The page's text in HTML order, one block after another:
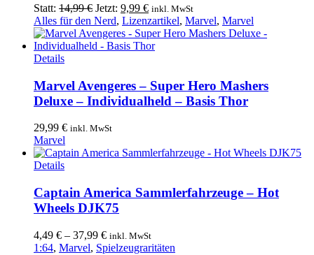
Statt: 14,99€ Ursprünglicher
Preis
war:
14,99 €
Jetzt: 9,99 €Aktueller
Preis
ist:
9,99 €.
inkl. MwSt
Alles für den Nerd, Lizenzartikel, Marvel, Marvel
Details
Marvel Avengeres – Super Hero Mashers
Deluxe – Individualheld – Basis Thor
29,99 € inkl. MwSt
Marvel
DetailsDieses
weist
mehrere
Varianten
Die
Captain America Sammlerfahrzeuge – Hot
Wheels DJK75
4,49 € – 37,99 € inkl. MwSt
1:64, Marvel, Spielzeugraritäten